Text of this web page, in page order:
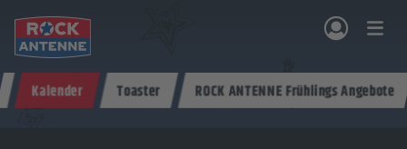
& PROGRAMM AKTIONEN & KONZERTE MUSIK ROCKCOMMUNITY SHOPPEN
Kalender Toaster ROCK ANTENNE Frühlings Angebote